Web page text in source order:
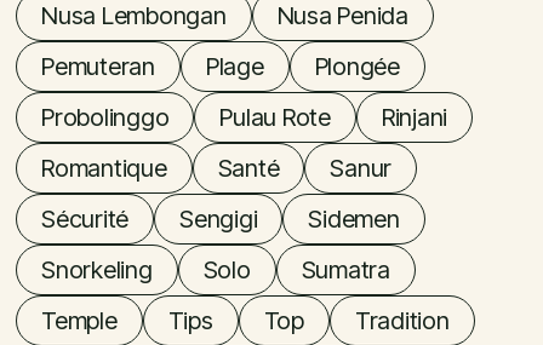
Nusa Lembongan
Nusa Penida
Pemuteran
Plage
Plongée
Probolinggo
Pulau Rote
Rinjani
Romantique
Santé
Sanur
Sécurité
Sengigi
Sidemen
Snorkeling
Solo
Sumatra
Temple
Tips Top
Tradition